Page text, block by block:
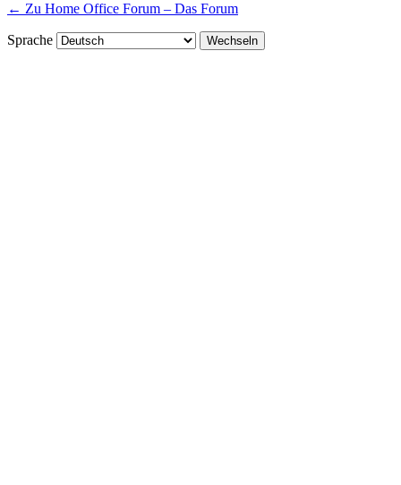
← Zu Home Office Forum – Das Forum
Sprache